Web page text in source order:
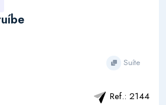
Suíte
Ref.: 2144